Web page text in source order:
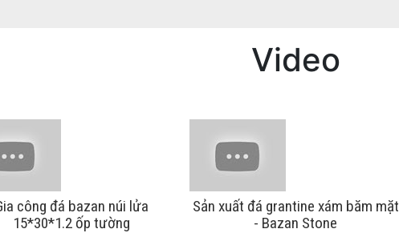
Video
công đá bazan núi lửa
15*30*1.2 ốp tường
Sản xuất đá grantine xám băm mặt
- Bazan Stone